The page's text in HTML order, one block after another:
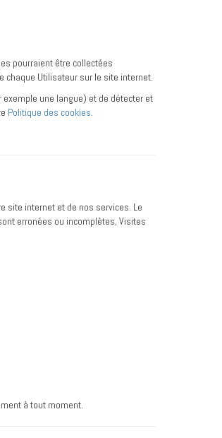
pourraient être collectées
chaque Utilisateur sur le site internet.
une langue) et de détecter et
Politique des cookies.
site internet et de nos services. Le
erronées ou incomplètes, Visites
à tout moment.